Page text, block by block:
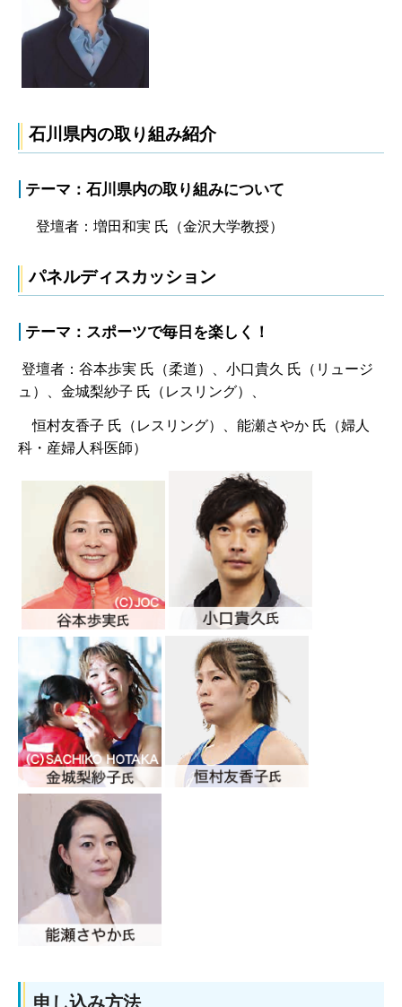
石川県内の取り組み紹介
テーマ：石川県内の取り組みについて
登壇者：増田和実 氏（金沢大学教授）
パネルディスカッション
テーマ：スポーツで毎日を楽しく！
登壇者：谷本歩実 氏（柔道）、小口貴久 氏（リュージ
ュ）、金城梨紗子 氏（レスリング）、
恒村友香子 氏（レスリング）、能瀬さやか 氏（婦人
科・産婦人科医師）
申し込み方法